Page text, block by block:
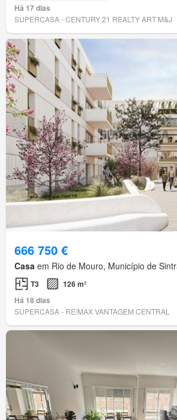
Há 17 dias
SUPERCASA - CENTURY 21 REALTY ART M&J
666 750 €
Casa em Rio de Mouro, Município de
T3
126 m²
Há 18 dias
SUPERCASA - RE/MAX VANTAGEM CENTRAL